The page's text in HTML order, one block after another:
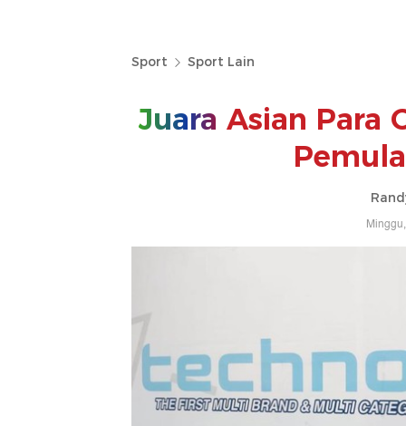
Sport Sport Lain
Juara Asian Para